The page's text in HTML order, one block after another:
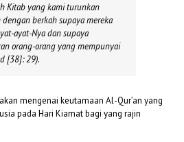
Kitab yang kami turunkan
berkah supaya mereka
ayat-Nya dan supaya
orang-orang yang mempunyai
[38]: 29).
mengenai keutamaan Al-Qur’an yang
pada Hari Kiamat bagi yang rajin